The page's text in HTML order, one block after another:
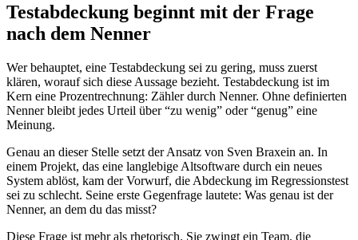
Testabdeckung beginnt mit der Frage
nach dem Nenner
Wer behauptet, eine Testabdeckung sei zu gering, muss zuerst
klären, worauf sich diese Aussage bezieht. Testabdeckung ist im
Kern eine Prozentrechnung: Zähler durch Nenner. Ohne definierten
Nenner bleibt jedes Urteil über “zu wenig” oder “genug” eine
Meinung.
Genau an dieser Stelle setzt der Ansatz von Sven Braxein an. In
einem Projekt, das eine langlebige Altsoftware durch ein neues
System ablöst, kam der Vorwurf, die Abdeckung im Regressionstest
sei zu schlecht. Seine erste Gegenfrage lautete: Was genau ist der
Nenner, an dem du das misst?
Diese Frage ist mehr als rhetorisch. Sie zwingt ein Team, die